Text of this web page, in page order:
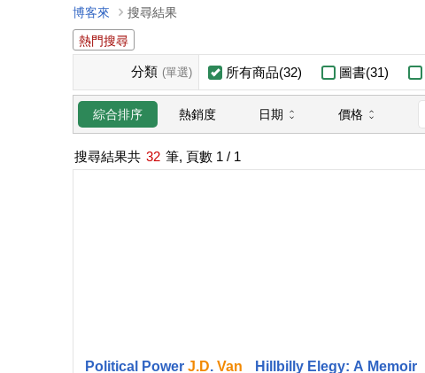
博客來
搜尋結果
熱門搜尋
分類 (單選) 所有商品(32) 圖書(31)
綜合排序 熱銷度 日期 價格
搜尋結果共 32 筆, 頁數 1 / 1
Political Power J.D. Van
Hillbilly Elegy: A Memoir